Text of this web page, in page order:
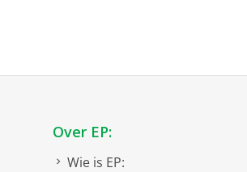
Over EP:
Wie is EP: